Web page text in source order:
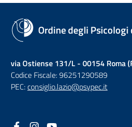
Ordine degli Psicologi
via Ostiense 131/L - 00154 Roma
Codice Fiscale: 96251290589
PEC:consiglio.lazio@psypec.it